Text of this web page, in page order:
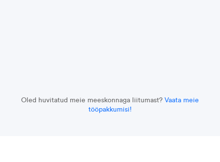
Oled huvitatud meie meeskonnaga liitumast? Vaata meie
tööpakkumisi!